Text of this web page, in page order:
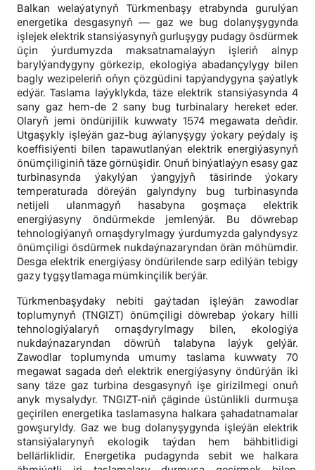
Balkan welaýatynyň Türkmenbaşy etrabynda gurulýan
energetika desgasynyň — gaz we bug dolanyşygynda
işlejek elektrik stansiýasynyň gurluşygy pudagy ösdürmek
üçin ýurdumyzda maksatnamalaýyn işleriň alnyp
barylýandygyny görkezip, ekologiýa abadançylygy bilen
bagly wezipeleriň oňyn çözgüdini tapýandygyna şaýatlyk
edýär. Taslama laýyklykda, täze elektrik stansiýasynda 4
sany gaz hem-de 2 sany bug turbinalary hereket eder.
Olaryň jemi öndürijilik kuwwaty 1574 megawata deňdir.
Utgaşykly işleýän gaz-bug aýlanyşygy ýokary peýdaly iş
koeffisiýenti bilen tapawutlanýan elektrik energiýasynyň
önümçiliginiň täze görnüşidir. Onuň binýatlaýyn esasy gaz
turbinasynda ýakylýan ýangyjyň täsirinde ýokary
temperaturada döreýän galyndyny bug turbinasynda
netijeli ulanmagyň hasabyna goşmaça elektrik
energiýasyny öndürmekde jemlenýär. Bu döwrebap
tehnologiýanyň ornaşdyrylmagy ýurdumyzda galyndysyz
önümçiligi ösdürmek nukdaýnazaryndan örän möhümdir.
Desga elektrik energiýasy öndürilende sarp edilýän tebigy
gazy tygşytlamaga mümkinçilik berýär.
Türkmenbaşydaky nebiti gaýtadan işleýän zawodlar
toplumynyň (TNGIZT) önümçiligi döwrebap ýokary hilli
tehnologiýalaryň ornaşdyrylmagy bilen, ekologiýa
nukdaýnazaryndan döwrüň talabyna laýyk gelýär.
Zawodlar toplumynda umumy taslama kuwwaty 70
megawat sagada deň elektrik energiýasyny öndürýän iki
sany täze gaz turbina desgasynyň işe girizilmegi onuň
anyk mysalydyr. TNGIZT-niň çäginde üstünlikli durmuşa
geçirilen energetika taslamasyna halkara şahadatnamalar
gowşuryldy. Gaz we bug dolanyşygynda işleýän elektrik
stansiýalarynyň ekologik taýdan hem bähbitlidigi
bellärliklidir. Energetika pudagynda sebit we halkara